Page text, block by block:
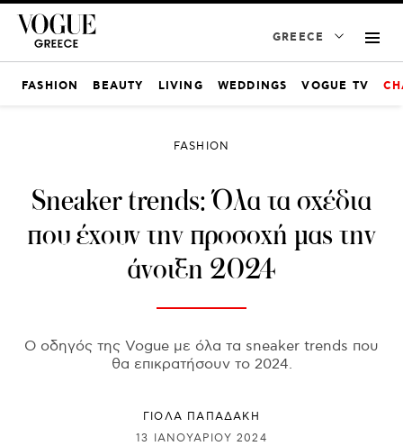
GREECE
FASHION BEAUTY LIVING WEDDINGS VOGUE TV
FASHION
Sneaker trends: Όλα τα σχέδια
που έχουν την προσοχή μας την
άνοιξη 2024
Ο οδηγός της Vogue με όλα τα sneaker trends που
θα επικρατήσουν το 2024.
ΓΙΌΛΑ ΠΑΠΑΔΆΚΗ
13 ΙΑΝΟΥΑΡΊΟΥ 2024